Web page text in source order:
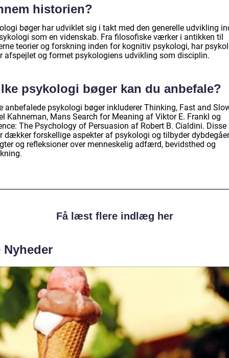
historien?
bøger har udviklet sig i takt med den generelle udvikling
som en videnskab. Fra filosofiske værker i antikken til
teorier og forskning inden for kognitiv psykologi, har
afspejlet og formet psykologiens udvikling som disciplin.
psykologi bøger kan du anbefale?
anbefalede psykologi bøger inkluderer Thinking, Fast and
Kahneman, Mans Search for Meaning af Viktor E. Frankl og
The Psychology of Persuasion af Robert B. Cialdini. Disse
dækker forskellige aspekter af psykologi og tilbyder
og refleksioner over menneskelig adfærd, bevidsthed og
Få læst flere indlæg her
Nyheder